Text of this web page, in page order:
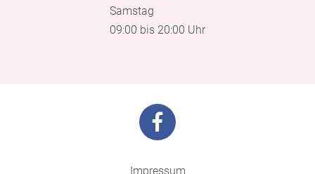
Samstag
09:00 bis 20:00 Uhr
Impressum